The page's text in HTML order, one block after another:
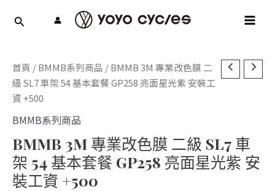
首頁 /BMMB系列商品 / BMMB 3M 專業改色膜 二
級 SL7 車架 54 基本套餐 GP258 亮面星光紫 安裝工
資 +500
BMMB系列商品
BMMB 3M 專業改色膜 二級 SL7 車
架 54 基本套餐 GP258 亮面星光紫 安
裝工資 +500